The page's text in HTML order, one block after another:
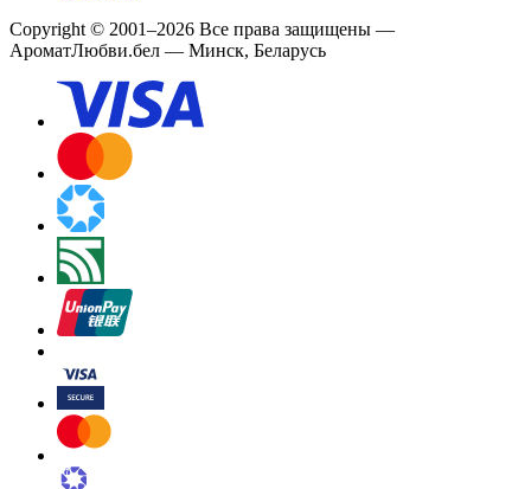
Copyright © 2001–2026 Все права защищены —
АроматЛюбви.бел — Минск, Беларусь